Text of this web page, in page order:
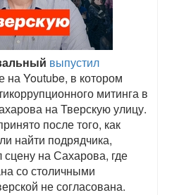
выпустил
на Youtube, в котором
митинга в
на Тверскую улицу.
после того, как
найти подрядчика,
на Сахарова, где
со столичными
не согласована.